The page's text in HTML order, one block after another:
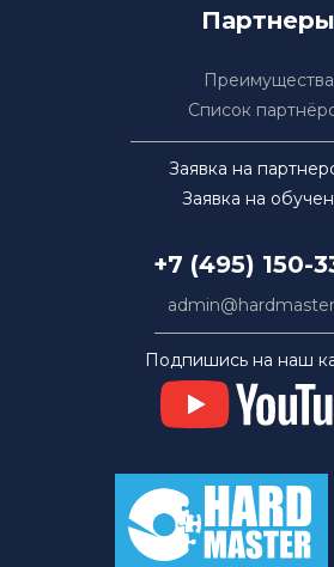
Партнеры
Преимущества
Список
Заявка на
Заявка на
+7 (495) 150-
Подпишись на наш